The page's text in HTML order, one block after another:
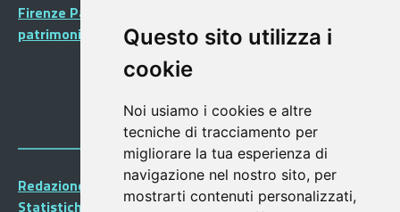
Questo sito utilizza i
cookie
Noi usiamo i cookies e altre
tecniche di tracciamento per
migliorare la tua esperienza di
navigazione nel nostro sito, per
mostrarti contenuti personalizzati,
Firenze Patrimonio Mondiale - Centro storico di Firenze
patrimonio dell’Umanità
Redazione Portalegiovani
Statistiche